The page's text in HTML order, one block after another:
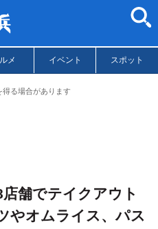
メ イベント スポット
る場合があります
舗でテイクアウト
やオムライス、パス